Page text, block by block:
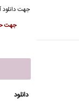
جهتدانلود
جهت
دانلود